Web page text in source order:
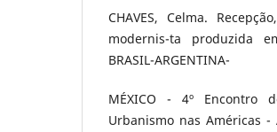
CHAVES, Celma.
modernis-ta produzida
BRASIL-ARGENTINA-
MÉXICO - 4º Encontro
Urbanismo nas Américas